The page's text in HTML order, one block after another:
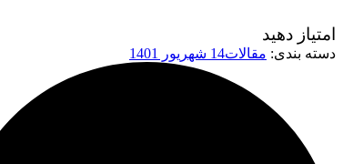
امتیاز دهید
دسته بندی: مقالات14 شهریور 1401